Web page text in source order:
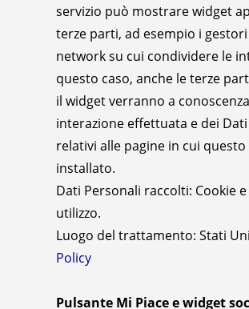
servizio può mostrare widget
terze parti, ad esempio i
network su cui condividere le
questo caso, anche le terze
il widget verranno a
interazione effettuata e dei
relativi alle pagine in cui questo
installato.
Dati Personali raccolti: Cookie
utilizzo.
Luogo del trattamento: Stati
Policy
Pulsante Mi Piace e widget